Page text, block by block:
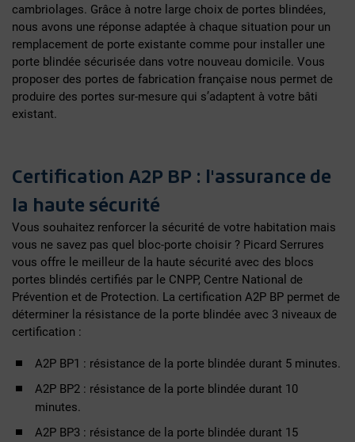
cambriolages. Grâce à notre large choix de portes blindées,
nous avons une réponse adaptée à chaque situation pour un
remplacement de porte existante comme pour installer une
porte blindée sécurisée dans votre nouveau domicile. Vous
proposer des portes de fabrication française nous permet de
produire des portes sur-mesure qui s’adaptent à votre bâti
existant.
Certification A2P BP : l'assurance de
la haute sécurité
Vous souhaitez renforcer la sécurité de votre habitation mais
vous ne savez pas quel bloc-porte choisir ? Picard Serrures
vous offre le meilleur de la haute sécurité avec des blocs
portes blindés certifiés par le CNPP, Centre National de
Prévention et de Protection. La certification A2P BP permet de
déterminer la résistance de la porte blindée avec 3 niveaux de
certification :
A2P BP1 : résistance de la porte blindée durant 5 minutes.
A2P BP2 : résistance de la porte blindée durant 10
minutes.
A2P BP3 : résistance de la porte blindée durant 15